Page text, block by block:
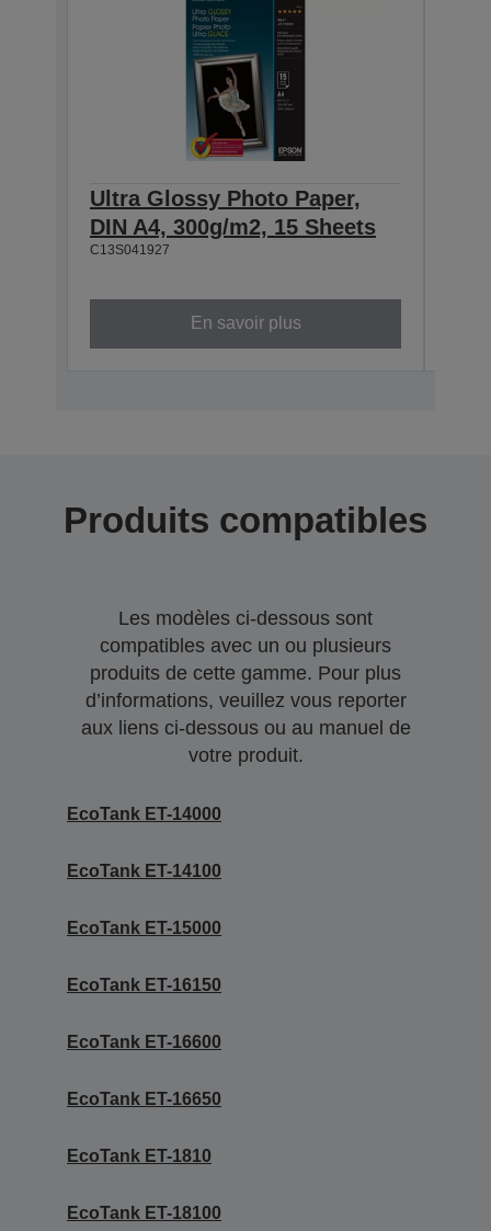
Ultra Glossy Photo Paper,
DIN A4, 300g/m2, 15 Sheets
C13S041927
En savoir plus
Produits compatibles
Les modèles ci-dessous sont
compatibles avec un ou plusieurs
produits de cette gamme. Pour plus
d’informations, veuillez vous reporter
aux liens ci-dessous ou au manuel de
votre produit.
EcoTank ET-14000
EcoTank ET-14100
EcoTank ET-15000
EcoTank ET-16150
EcoTank ET-16600
EcoTank ET-16650
EcoTank ET-1810
EcoTank ET-18100